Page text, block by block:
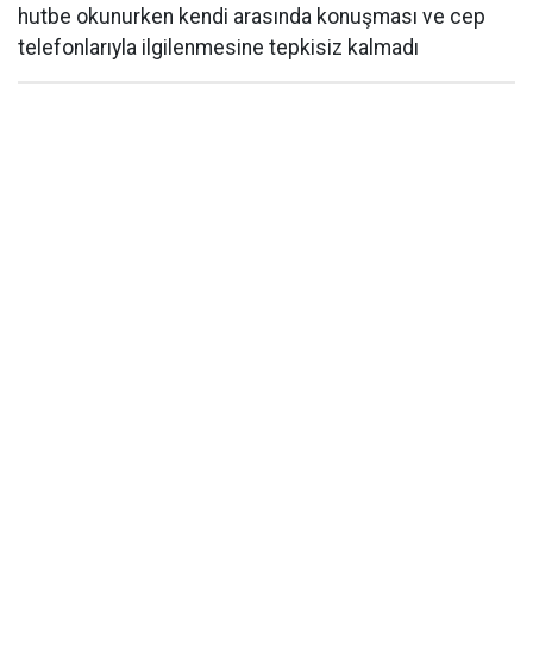
hutbe okunurken kendi arasında konuşması ve cep
telefonlarıyla ilgilenmesine tepkisiz kalmadı